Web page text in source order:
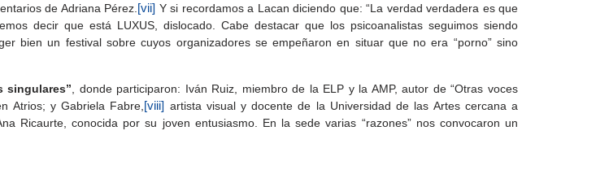
de Adriana Pérez. [vii] Y si recordamos a Lacan diciendo que: “La verdad verdadera es que
decir que está LUXUS, dislocado. Cabe destacar que los psicoanalistas seguimos siendo
bien un festival sobre cuyos organizadores se empeñaron en situar que no era “porno” sino
singulares” , donde participaron: Iván Ruiz, miembro de la ELP y la AMP, autor de “Otras voces
Atrios; y Gabriela Fabre, [viii] artista visual y docente de la Universidad de las Artes cercana a
Ricaurte, conocida por su joven entusiasmo. En la sede varias “razones” nos convocaron un